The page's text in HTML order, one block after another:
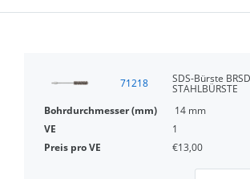
71218 SDS-Bürste
STAHLBÜRSTE
14 mm
1
€13,00